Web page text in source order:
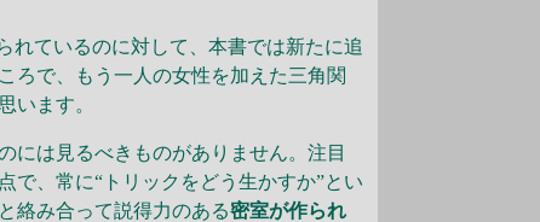
れているのに対して、本書では新たに追
ろで、もう一人の女性を加えた三角関
います。
は見るべきものがありません。注目
で、常に“トリックをどう生かすか”とい
絡み合って説得力のある密室が作られ